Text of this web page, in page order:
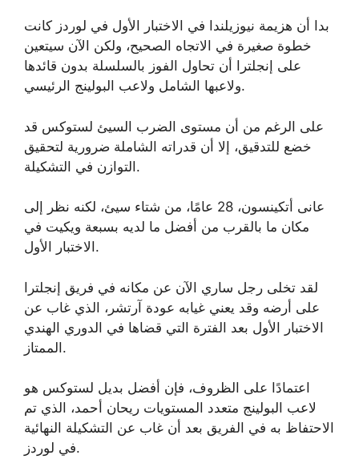
بدا أن هزيمة نيوزيلندا في الاختبار الأول في لوردز كانت
خطوة صغيرة في الاتجاه الصحيح، ولكن الآن سيتعين
على إنجلترا أن تحاول الفوز بالسلسلة بدون قائدها
ولاعبها الشامل ولاعب البولينج الرئيسي.
على الرغم من أن مستوى الضرب السيئ لستوكس قد
خضع للتدقيق، إلا أن قدراته الشاملة ضرورية لتحقيق
التوازن في التشكيلة.
عانى أتكينسون، 28 عامًا، من شتاء سيئ، لكنه نظر إلى
مكان ما بالقرب من أفضل ما لديه بسبعة ويكيت في
الاختبار الأول.
لقد تخلى رجل ساري الآن عن مكانه في فريق إنجلترا
على أرضه وقد يعني غيابه عودة آرتشر، الذي غاب عن
الاختبار الأول بعد الفترة التي قضاها في الدوري الهندي
الممتاز.
اعتمادًا على الظروف، فإن أفضل بديل لستوكس هو
لاعب البولينج متعدد المستويات ريحان أحمد، الذي تم
الاحتفاظ به في الفريق بعد أن غاب عن التشكيلة النهائية
في لوردز.